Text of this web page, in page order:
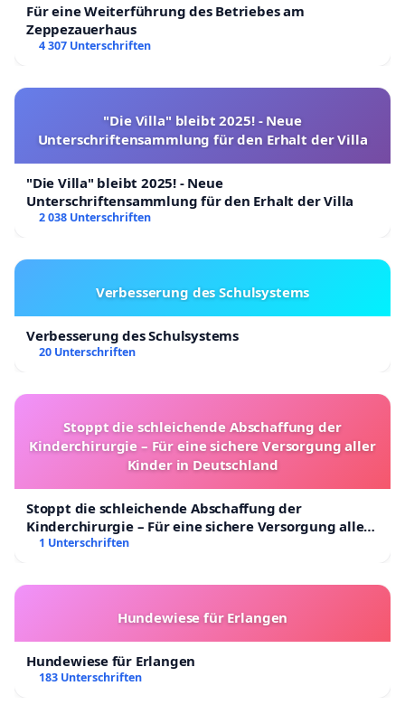
Für eine Weiterführung des Betriebes am
Zeppezauerhaus
4 307 Unterschriften
"Die Villa" bleibt 2025! - Neue
Unterschriftensammlung für den Erhalt der Villa
"Die Villa" bleibt 2025! - Neue
Unterschriftensammlung für den Erhalt der Villa
2 038 Unterschriften
Verbesserung des Schulsystems
Verbesserung des Schulsystems
20 Unterschriften
Stoppt die schleichende Abschaffung der
Kinderchirurgie – Für eine sichere Versorgung aller
Kinder in Deutschland
Stoppt die schleichende Abschaffung der
Kinderchirurgie – Für eine sichere Versorgung aller
Kinder in Deutschland
1 Unterschriften
Hundewiese für Erlangen
Hundewiese für Erlangen
183 Unterschriften